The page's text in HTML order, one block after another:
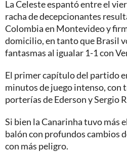
La Celeste espantó entre el
racha de decepcionantes
Colombia en Montevideo y
domicilio, en tanto que Brasil
fantasmas al igualar 1-1 con
El primer capítulo del partido
minutos de juego intenso, con
porterías de Ederson y Sergio
Si bien la Canarinha tuvo más
balón con profundos cambios
con más peligro.